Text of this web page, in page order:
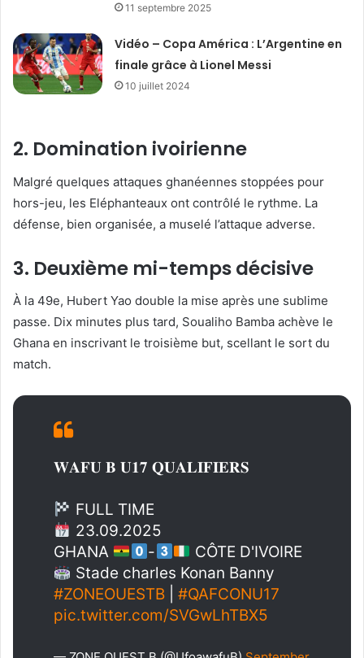
11 septembre 2025
Vidéo – Copa América : L’Argentine en
finale grâce à Lionel Messi
10 juillet 2024
2. Domination ivoirienne
Malgré quelques attaques ghanéennes stoppées pour
hors-jeu, les Eléphanteaux ont contrôlé le rythme. La
défense, bien organisée, a muselé l’attaque adverse.
3. Deuxième mi-temps décisive
À la 49e, Hubert Yao double la mise après une sublime
passe. Dix minutes plus tard, Soualiho Bamba achève le
Ghana en inscrivant le troisième but, scellant le sort du
match.
𝐖𝐀𝐅𝐔 𝐁 𝐔𝟏𝟕 𝐐𝐔𝐀𝐋𝐈𝐅𝐈𝐄𝐑𝐒
FULL TIME
23.09.2025
GHANA
-
CÔTE D'IVOIRE
Stade charles Konan Banny
#ZONEOUESTB
#QAFCONU17
pic.twitter.com/SVGwLhTBX5